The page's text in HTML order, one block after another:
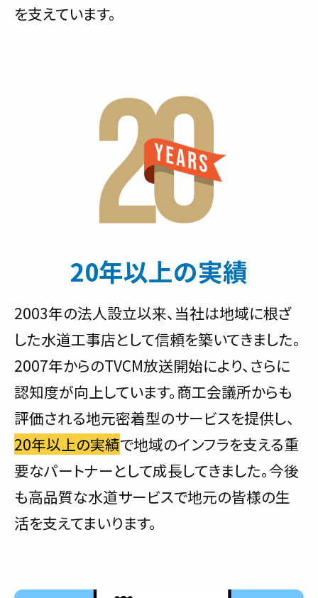
を支えています。
20年以上の実績
2003年の法人設立以来、当社は地域に根ざ
した水道工事店として信頼を築いてきました。
2007年からのTVCM放送開始により、さらに
認知度が向上しています。商工会議所からも
評価される地元密着型のサービスを提供し、
20年以上の実績で地域のインフラを支える重
要なパートナーとして成長してきました。今後
も高品質な水道サービスで地元の皆様の生
活を支えてまいります。